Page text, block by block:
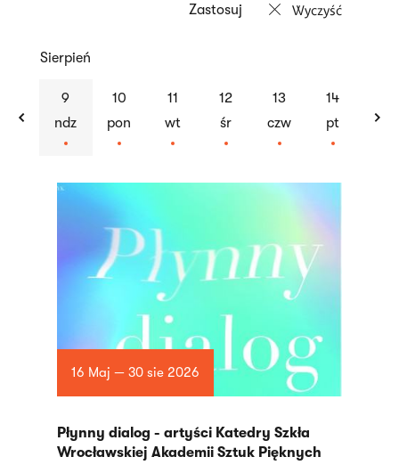
Wyczyść
previous
Sierpień
9
ndz
10
pon
11
wt
12
śr
13
czw
14
pt
Lista
artykułów
16 Maj — 30 sie 2026
Płynny dialog - artyści Katedry Szkła
Wrocławskiej Akademii Sztuk Pięknych